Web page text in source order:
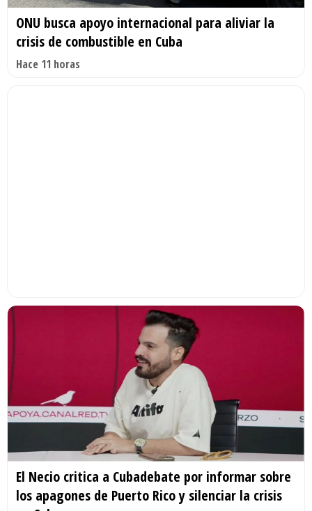
ONU busca apoyo internacional para aliviar la
crisis de combustible en Cuba
Hace 11 horas
El Necio critica a Cubadebate por informar sobre
los apagones de Puerto Rico y silenciar la crisis